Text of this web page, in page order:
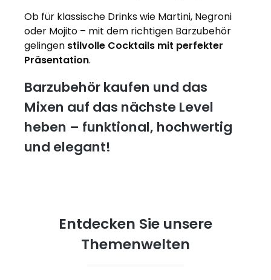
Ob für klassische Drinks wie Martini, Negroni
oder Mojito – mit dem richtigen Barzubehör
gelingen stilvolle Cocktails mit perfekter
Präsentation.
Barzubehör kaufen und das
Mixen auf das nächste Level
heben – funktional, hochwertig
und elegant!
Entdecken Sie unsere
Themenwelten